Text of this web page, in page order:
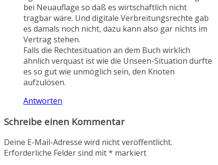
bei Neuauflage so daß es wirtschaftlich nicht
tragbar wäre. Und digitale Verbreitungsrechte gab
es damals noch nicht, dazu kann also gar nichts im
Vertrag stehen.
Falls die Rechtesituation an dem Buch wirklich
ähnlich verquast ist wie die Unseen-Situation dürfte
es so gut wie unmöglich sein, den Knoten
aufzulösen.
Antworten
Schreibe einen Kommentar
Deine E-Mail-Adresse wird nicht veröffentlicht.
Erforderliche Felder sind mit* markiert